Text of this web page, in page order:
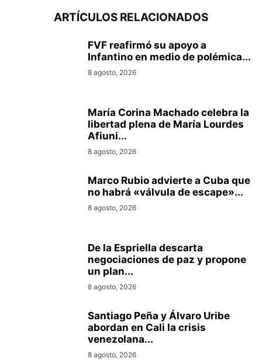
ARTÍCULOS RELACIONADOS
FVF reafirmó su apoyo a
Infantino en medio de polémica...
8 agosto, 2026
María Corina Machado celebra la
libertad plena de María Lourdes
Afiuni...
8 agosto, 2026
Marco Rubio advierte a Cuba que
no habrá «válvula de escape»...
8 agosto, 2026
De la Espriella descarta
negociaciones de paz y propone
un plan...
8 agosto, 2026
Santiago Peña y Álvaro Uribe
abordan en Cali la crisis
venezolana...
8 agosto, 2026